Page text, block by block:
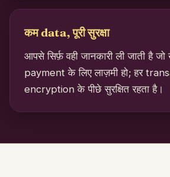
कम data, पूरी सुरक्षा
आपसे सिर्फ़ वही जानकारी ली जाती है
payment के लिए लाज़मी हो; हर
encryption के पीछे सुरक्षित रहता है।